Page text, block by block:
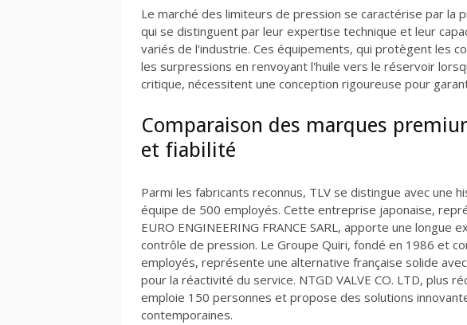
Le marché des limiteurs de pression se caractérise par la
qui se distinguent par leur expertise technique et leur
variés de l'industrie. Ces équipements, qui protègent les
les surpressions en renvoyant l'huile vers le réservoir
critique, nécessitent une conception rigoureuse pour
Comparaison des marques
et fiabilité
Parmi les fabricants reconnus, TLV se distingue avec une
équipe de 500 employés. Cette entreprise japonaise,
EURO ENGINEERING FRANCE SARL, apporte une longue
contrôle de pression. Le Groupe Quiri, fondé en 1986 et
employés, représente une alternative française solide
pour la réactivité du service. NTGD VALVE CO. LTD, plus
emploie 150 personnes et propose des solutions
contemporaines.